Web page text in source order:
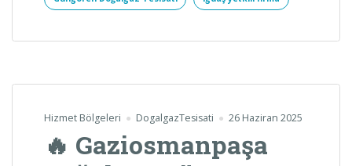
Hizmet Bölgeleri DogalgazTesisati 26 Haziran 2025
🔥 Gaziosmanpaşa